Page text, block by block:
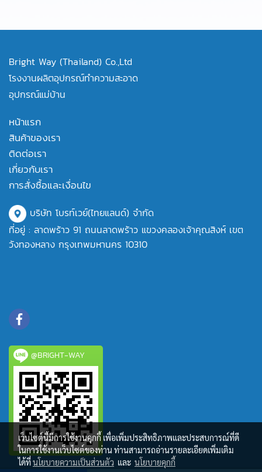
Bright Way (Thailand) Co.,Ltd
โรงงานผลิตอุปกรณ์ทำความสะอาด
อุปกรณ์แม่บ้าน
หน้าแรก
สินค้าของเรา
ติดต่อเรา
เกี่ยวกับเรา
การสั่งซื้อและเงื่อนไข
บริษัท โบรท์เวย์(ไทยแลนด์) จำกัด
ที่อยู่ : ลาดพร้าว 91 ถนนลาดพร้าว แขวงคลองเจ้าคุณสิงห์ เขต
วังทองหลาง กรุงเทพมหานคร 10310
@BRIGHT-WAY
เว็บไซต์นี้มีการใช้งานคุกกี้ เพื่อเพิ่มประสิทธิภาพและประสบการณ์ที่ดี
ในการใช้งานเว็บไซต์ของท่าน ท่านสามารถอ่านรายละเอียดเพิ่มเติม
ได้ที่นโยบายความเป็นส่วนตัว และ นโยบายคุกกี้